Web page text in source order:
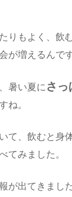
りもよく、飲
が増えるんで
暑い夏に さっ
ね。
て、飲むと身
てみました。
が出てきまし